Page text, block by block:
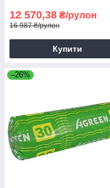
12 570,38 ₴/рулон
16 987 ₴/рулон
Купити
–26%